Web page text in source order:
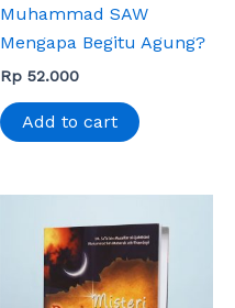
Muhammad SAW
Mengapa Begitu Agung?
Rp 52.000
Add to cart